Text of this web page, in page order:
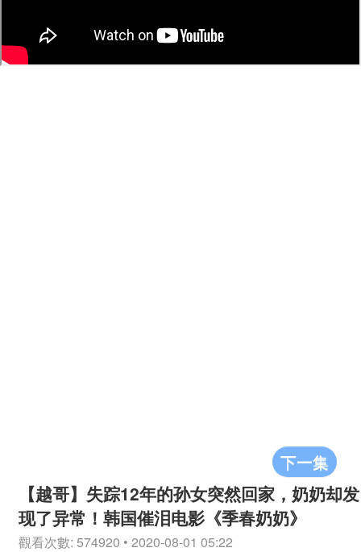
下一集
【越哥】失踪12年的孙女突然回家，奶奶却发
现了异常！韩国催泪电影《季春奶奶》
觀看次數: 574920 • 2020-08-01 05:22